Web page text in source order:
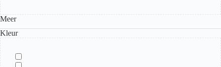
Meer
Kleur